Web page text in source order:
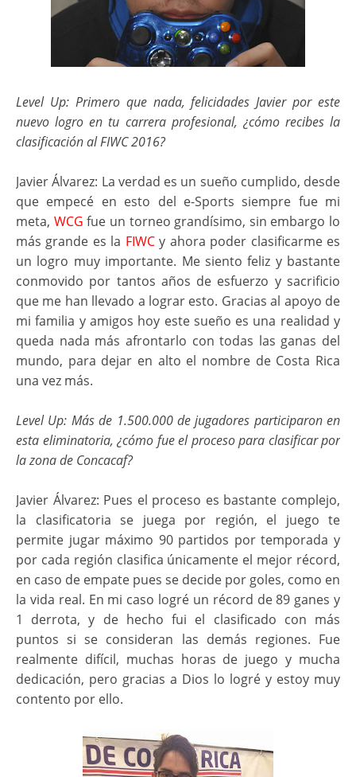
Level Up: Primero que nada, felicidades Javier por este
nuevo logro en tu carrera profesional, ¿cómo recibes la
clasificación al FIWC 2016?
Javier Álvarez: La verdad es un sueño cumplido, desde
que empecé en esto del e-Sports siempre fue mi
meta, WCG fue un torneo grandísimo, sin embargo lo
más grande es la FIWCy ahora poder clasificarme es
un logro muy importante. Me siento feliz y bastante
conmovido por tantos años de esfuerzo y sacrificio
que me han llevado a lograr esto. Gracias al apoyo de
mi familia y amigos hoy este sueño es una realidad y
queda nada más afrontarlo con todas las ganas del
mundo, para dejar en alto el nombre de Costa Rica
una vez más.
Level Up: Más de 1.500.000 de jugadores participaron en
esta eliminatoria, ¿cómo fue el proceso para clasificar por
la zona de Concacaf?
Javier Álvarez: Pues el proceso es bastante complejo,
la clasificatoria se juega por región, el juego te
permite jugar máximo 90 partidos por temporada y
por cada región clasifica únicamente el mejor récord,
en caso de empate pues se decide por goles, como en
la vida real. En mi caso logré un récord de 89 ganes y
1 derrota, y de hecho fui el clasificado con más
puntos si se consideran las demás regiones. Fue
realmente difícil, muchas horas de juego y mucha
dedicación, pero gracias a Dios lo logré y estoy muy
contento por ello.